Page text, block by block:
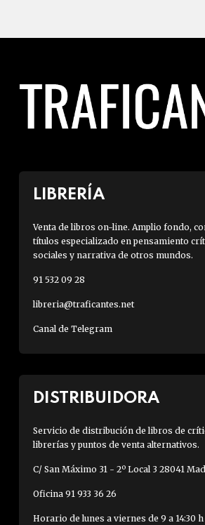
LIBRERÍA
Venta de libros on-line. Amplio fondo,
títulos especializado en pensamiento
sociales y narrativa de otros mundos.
91 532 09 28
libreria@traficantes.net
Canal de Telegram
DISTRIBUIDORA
Servicio de distribución de libros de
librerías y puntos de venta alternativos.
C/ San Máximo 31 - 2º Local 3 28041
Oficina 91 933 36 26
Horario de lunes a viernes de 9 a 14:30 h